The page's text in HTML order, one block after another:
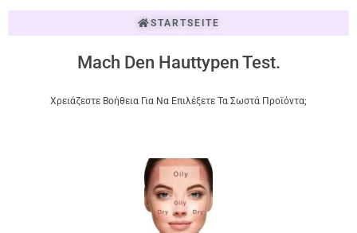
STARTSEITE
Mach Den Hauttypen Test.
Χρειάζεστε Βοήθεια Για Να Επιλέξετε Τα Σωστά Προϊόντα;